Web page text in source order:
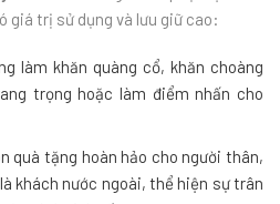
giá trị sử dụng và lưu giữ cao:
làm khăn quàng cổ, khăn choàng
trọng hoặc làm điểm nhấn cho
quà tặng hoàn hảo cho người thân,
khách nước ngoài, thể hiện sự trân